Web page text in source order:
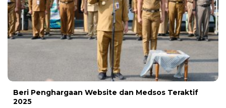
Beri Penghargaan Website dan Medsos Teraktif
2025